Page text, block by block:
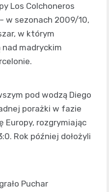
Los Colchoneros
w sezonach 2009/10,
w którym
madryckim
pod wodzą Diego
porażki w fazie
Europy, rozgrymiając
Rok później dołożyli
Puchar